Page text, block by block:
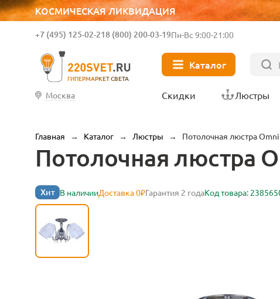
КОСМИЧЕСКАЯ ЛИКВИДАЦИЯ
ГИПЕРМАРКЕТ СВЕТА
+7 (495) 125-02-218 (800) 200-03-19Пн-Вс 9:00-21:00
Каталог
Москва Скидки Люстры
Главная → Каталог → Люстры → Потолочная люстра
Потолочная люстра
Хит В наличииДоставка 0₽Гарантия 2 годаКод товара: